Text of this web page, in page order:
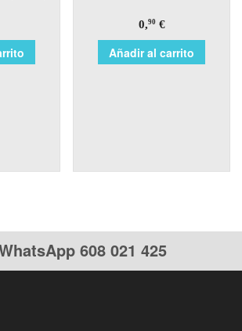
0,90€
Añadir al carrito
608 021 425